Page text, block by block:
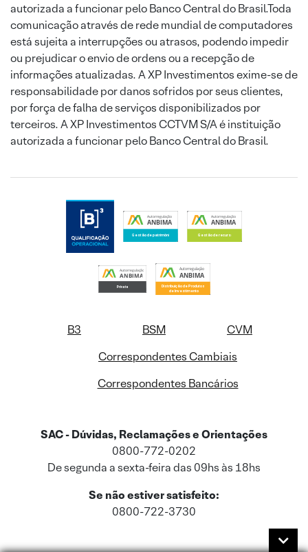
autorizada a funcionar pelo Banco Central do Brasil.Toda
comunicação através de rede mundial de computadores
está sujeita a interrupções ou atrasos, podendo impedir
ou prejudicar o envio de ordens ou a recepção de
informações atualizadas. A XP Investimentos exime-se de
responsabilidade por danos sofridos por seus clientes,
por força de falha de serviços disponibilizados por
terceiros. A XP Investimentos CCTVM S/A é instituição
autorizada a funcionar pelo Banco Central do Brasil.
B3 BSM
CVM
Correspondentes Cambiais
Correspondentes Bancários
SAC - Dúvidas, Reclamações e Orientações
0800-772-0202
De segunda a sexta-feira das 09hs às 18hs
Se não estiver satisfeito:
0800-722-3730